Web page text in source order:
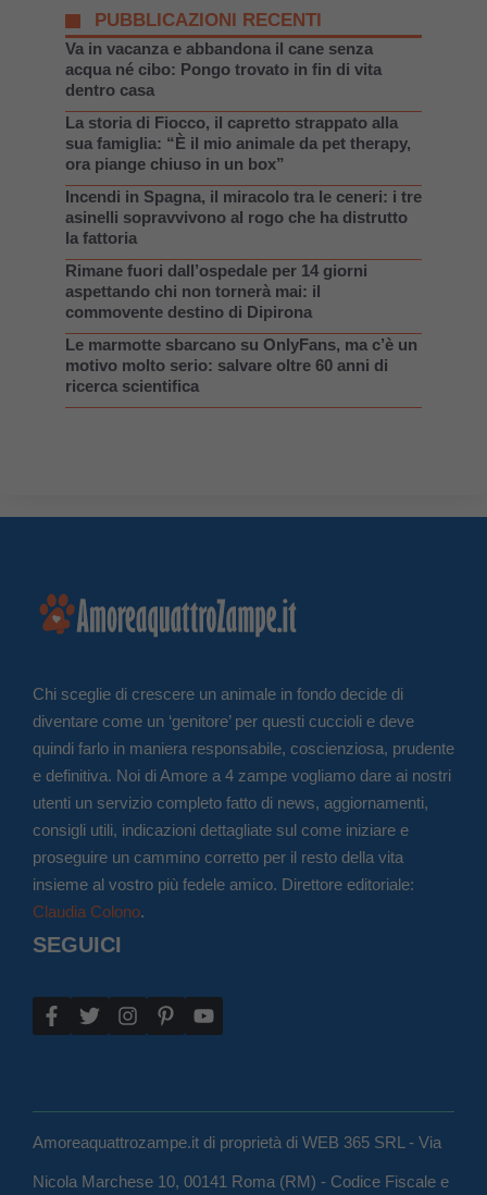
PUBBLICAZIONI RECENTI
Va in vacanza e abbandona il cane senza
acqua né cibo: Pongo trovato in fin di vita
dentro casa
La storia di Fiocco, il capretto strappato alla
sua famiglia: “È il mio animale da pet therapy,
ora piange chiuso in un box”
Incendi in Spagna, il miracolo tra le ceneri: i tre
asinelli sopravvivono al rogo che ha distrutto
la fattoria
Rimane fuori dall’ospedale per 14 giorni
aspettando chi non tornerà mai: il
commovente destino di Dipirona
Le marmotte sbarcano su OnlyFans, ma c’è un
motivo molto serio: salvare oltre 60 anni di
ricerca scientifica
Chi sceglie di crescere un animale in fondo decide di
diventare come un ‘genitore’ per questi cuccioli e deve
quindi farlo in maniera responsabile, coscienziosa, prudente
e definitiva. Noi di Amore a 4 zampe vogliamo dare ai nostri
utenti un servizio completo fatto di news, aggiornamenti,
consigli utili, indicazioni dettagliate sul come iniziare e
proseguire un cammino corretto per il resto della vita
insieme al vostro più fedele amico. Direttore editoriale:
Claudia Colono.
SEGUICI
Amoreaquattrozampe.it di proprietà di WEB 365 SRL - Via
Nicola Marchese 10, 00141 Roma (RM) - Codice Fiscale e